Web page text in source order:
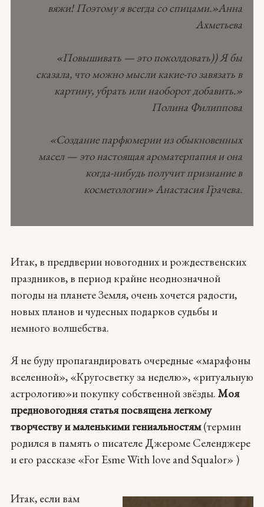
вяжи! Поэтому я всегда со спицами.»Анна
Ахметьева
«Повышивать — это поколдовать)) Я бы
сказала, что можно мысли какие-то завязать в
картину, убрать или наоборот добавить.»
Полина Филиппова
«Создание парфюмерии из обыкновенных
масел — это настоящая ароматерпапия и она
когда-нибудь получит признание в
косметологии» Анастасия Грачева.
Итак, в преддверии новогодних и рождественских
праздников, в период крайне неоднозначной
погоды на планете Земля, очень хочется радости,
новых планов и чудесных подарков судьбы и
немного волшебства.
Я не буду пропагандировать очередные «марафоны
вселенной», «Кругосветку за неделю», «ритуальную
астрологию»и покупку собственной звёзды. Моя
предновогодняя статья посвящена легкому
творчеству и маленькими гениальностям(термин
родился в память о писателе Джероме Селенджере
и его рассказе «For Esme With love and Squalor» )
Итак, если вам